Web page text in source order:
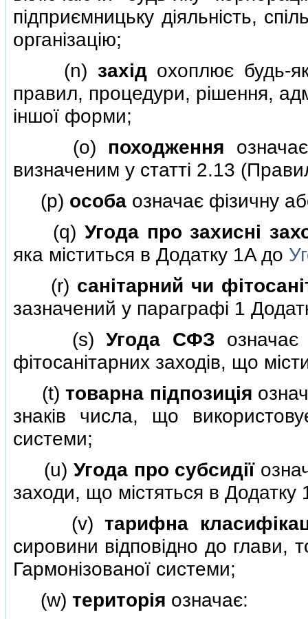
пiдприємницьку дiяльнiсть,
органiзацiю;
(n) захiдохоплює будь-
правил, процедури, рiшення,
iншої форми;
(o) походження
визначеним у статтi 2.13
(p) особа означає фiзичну
(q) Угода про захиснi
яка мiститься в Додатку 1A до
(r) санiтарний чи
зазначений у параграфi 1
(s)Угода СФЗ
фiтосанiтарних заходiв, що
(t)товарна пiдпозицiя
знакiв числа, що
системи;
(u) Угода про субсидiї
заходи, що мiстяться в Додатку
(v)тарифна
сировини вiдповiдно до глави,
Гармонiзованої системи;
(w) територiя означає: